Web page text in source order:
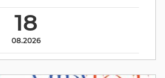
18
08.2026